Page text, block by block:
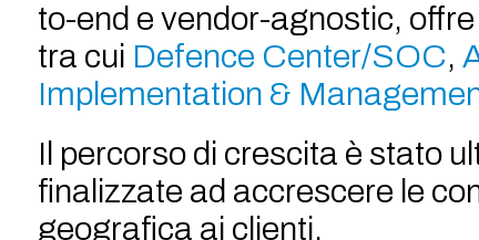
to-end e vendor-agnostic,
tra cui Defence Center/SOC,
Implementation &
Il percorso di crescita è stato
finalizzate ad accrescere le
geografica ai clienti.